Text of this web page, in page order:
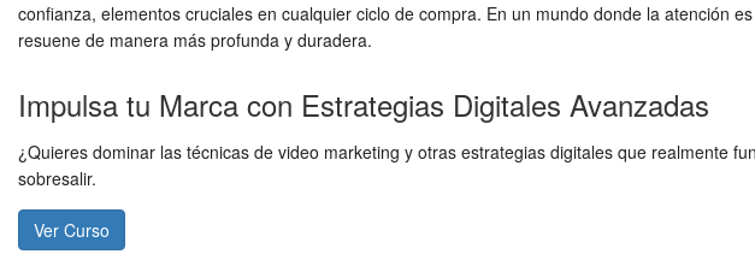
confianza, elementos cruciales en cualquier ciclo de compra. En un mundo donde la atención
resuene de manera más profunda y duradera.
Impulsa tu Marca con Estrategias Digitales Avanzadas
¿Quieres dominar las técnicas de video marketing y otras estrategias digitales que realmente
sobresalir.
Ver Curso